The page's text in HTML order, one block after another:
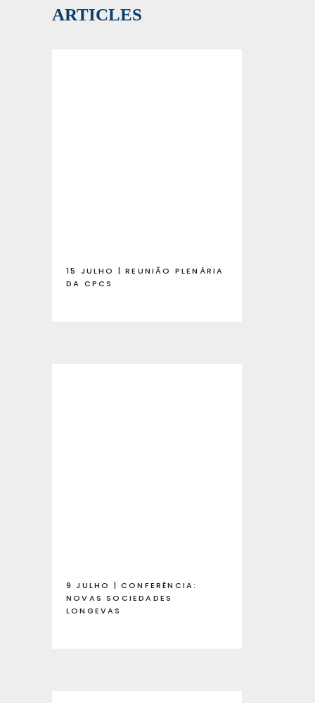
ARTICLES
15 JULHO | REUNIÃO PLENÁRIA
DA CPCS
9 JULHO | CONFERÊNCIA:
NOVAS SOCIEDADES
LONGEVAS